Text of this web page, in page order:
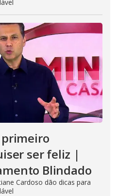
primeiro
ser feliz |
Blindado
Cardoso dão dicas para